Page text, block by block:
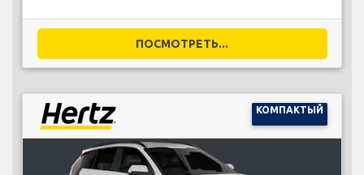
ПОСМОТРЕТЬ...
КОМПАКТЫЙ